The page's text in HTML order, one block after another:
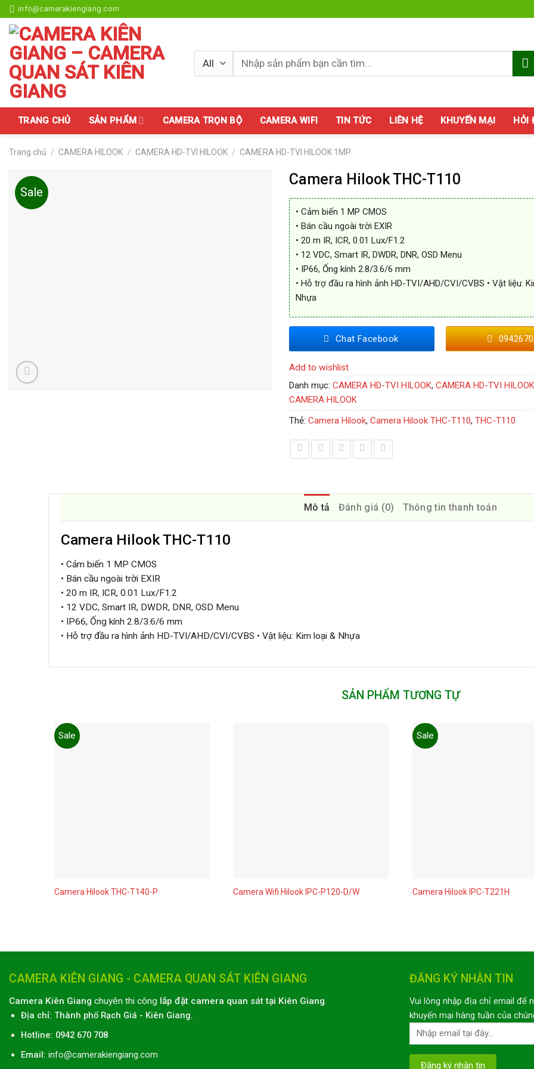
Skip
to
content
info@camerakiengiang.com
Tìm
kiếm:
TRANG CHỦ SẢN PHẨM CAMERA TRỌN BỘ CAMERA WIFI TIN TỨC LIÊN HỆ KHUYẾN MẠI HỎI
Trang chủ / CAMERA HILOOK / CAMERA HD-TVI HILOOK / CAMERA HD-TVI HILOOK 1MP
Sale
Camera Hilook THC-T110
• Cảm biến 1 MP CMOS
• Bán cầu ngoài trời EXIR
• 20 m IR, ICR, 0.01 Lux/F1.2
• 12 VDC, Smart IR, DWDR, DNR, OSD Menu
• IP66, Ống kính 2.8/3.6/6 mm
• Hỗ trợ đầu ra hình ảnh HD-TVI/AHD/CVI/CVBS • Vật liệu:
Nhựa
Chat Facebook
Add to wishlist
Danh mục:CAMERA HD-TVI HILOOK,CAMERA HD-TVI
CAMERA HILOOK
Thẻ:Camera Hilook,Camera Hilook THC-T110,THC-T110
Mô tả Đánh giá (0) Thông tin thanh toán
Camera Hilook THC-T110
• Cảm biến 1 MP CMOS
• Bán cầu ngoài trời EXIR
• 20 m IR, ICR, 0.01 Lux/F1.2
• 12 VDC, Smart IR, DWDR, DNR, OSD Menu
• IP66, Ống kính 2.8/3.6/6 mm
• Hỗ trợ đầu ra hình ảnh HD-TVI/AHD/CVI/CVBS • Vật liệu: Kim loại & Nhựa
SẢN PHẨM TƯƠNG TỰ
Sale
Camera Hilook THC-T140-P Camera Wifi Hilook IPC-P120-D/W
Sale
Camera Hilook IPC-T221H
CAMERA KIÊN GIANG - CAMERA QUAN SÁT KIÊN GIANG
Camera Kiên Giang chuyên thi công lắp đặt camera quan sát tại Kiên Giang
Địa chỉ: Thành phố Rạch Giá - Kiên Giang.
Hotline: 0942 670 708
Email: info@camerakiengiang.com
ĐĂNG KÝ NHẬN TIN
Vui lòng nhập địa chỉ email để
khuyến mại hàng tuần của